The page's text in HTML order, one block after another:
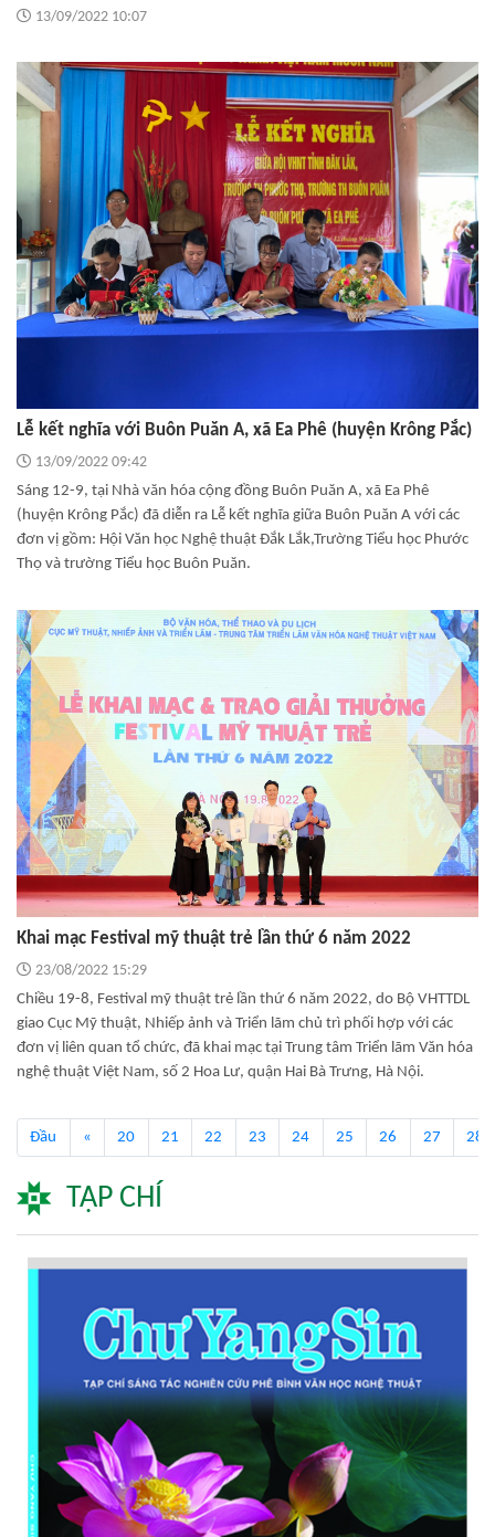
13/09/2022 10:07
Lễ kết nghĩa với Buôn Puăn A, xã Ea Phê (huyện Krông Pắc)
13/09/2022 09:42
Sáng 12-9, tại Nhà văn hóa cộng đồng Buôn Puăn A, xã Ea Phê
(huyện Krông Pắc) đã diễn ra Lễ kết nghĩa giữa Buôn Puăn A với các
đơn vị gồm: Hội Văn học Nghệ thuật Đắk Lắk,Trường Tiểu học Phước
Thọ và trường Tiểu học Buôn Puăn.
Khai mạc Festival mỹ thuật trẻ lần thứ 6 năm 2022
23/08/2022 15:29
Chiều 19-8, Festival mỹ thuật trẻ lần thứ 6 năm 2022, do Bộ VHTTDL
giao Cục Mỹ thuật, Nhiếp ảnh và Triển lãm chủ trì phối hợp với các
đơn vị liên quan tổ chức, đã khai mạc tại Trung tâm Triển lãm Văn hóa
nghệ thuật Việt Nam, số 2 Hoa Lư, quận Hai Bà Trưng, Hà Nội.
Đầu « 20 21 22 23 24 25 26 27 28
TẠP CHÍ